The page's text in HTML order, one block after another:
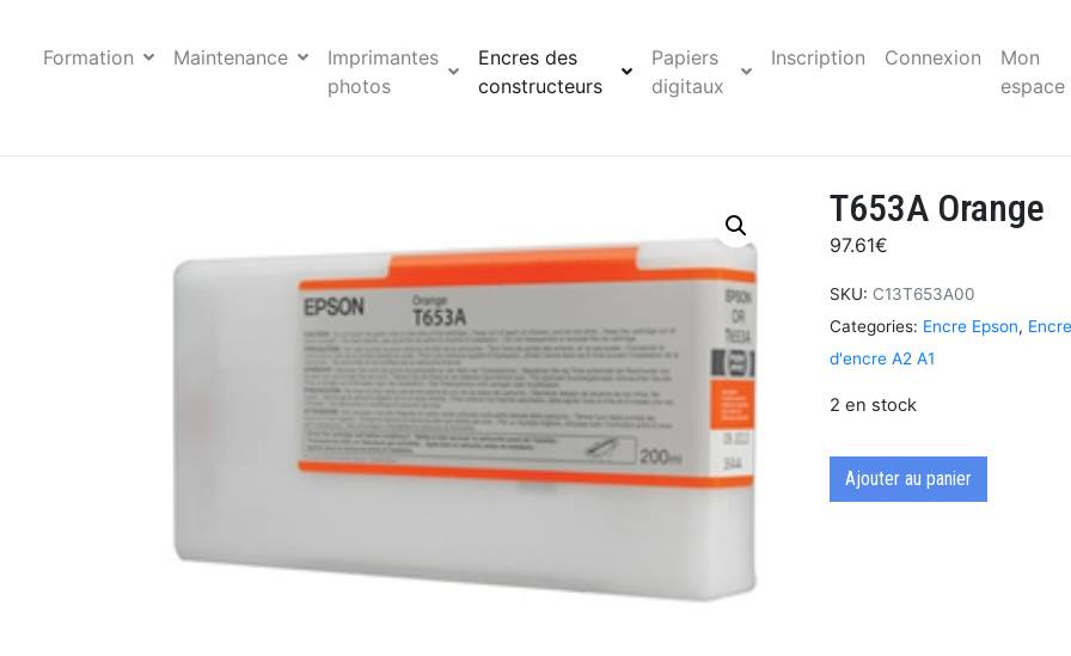
Formation Maintenance
Imprimantes
photos
Encres des
constructeurs
Papiers
digitaux
Inscription Connexion
Mon
espace
T653A Orange
97.61€
SKU: C13T653A00
Categories: Encre Epson,
d'encre A2 A1
2 en stock
Ajouter au panier